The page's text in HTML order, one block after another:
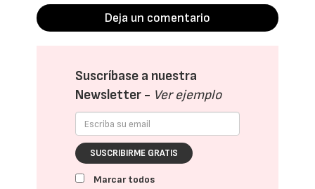
Deja un comentario
Suscríbase a nuestra
Newsletter - Ver ejemplo
SUSCRIBIRME GRATIS
Marcar todos